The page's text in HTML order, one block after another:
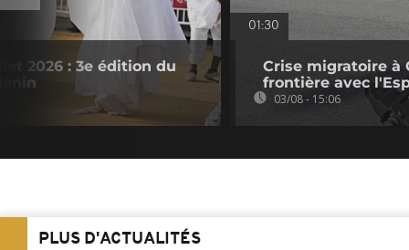
2026 : 3e édition du
01:30
Crise migratoire à
frontière avec
03/08 - 15:06
PLUS D'ACTUALITÉS